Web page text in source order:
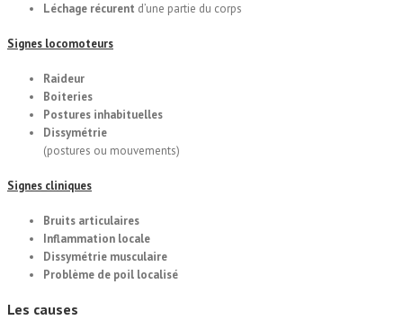
Léchage récurent d’une partie du corps
Signes locomoteurs
Raideur
Boiteries
Postures inhabituelles
Dissymétrie
(postures ou mouvements)
Signes cliniques
Bruits articulaires
Inflammation locale
Dissymétrie musculaire
Problème de poil localisé
Les causes